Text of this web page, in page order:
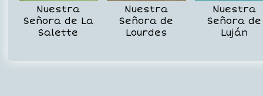
Nuestra
Señora de La
Salette
Nuestra
Señora de
Lourdes
Nuestra
Señora de
Luján